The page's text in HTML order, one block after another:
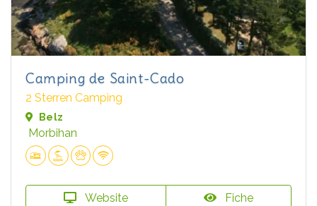
Camping de Saint-Cado
2 Sterren Camping
Belz
Morbihan
Website Fiche